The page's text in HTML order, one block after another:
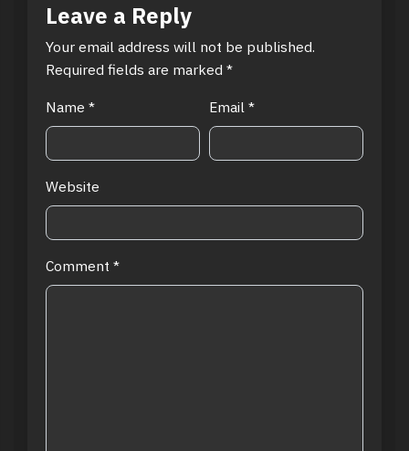
Leave a Reply
Your email address will not be published.
Required fields are marked *
Name * Email *
Website
Comment *